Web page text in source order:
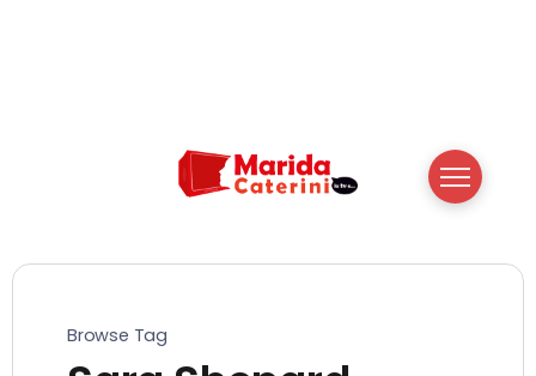
Browse Tag